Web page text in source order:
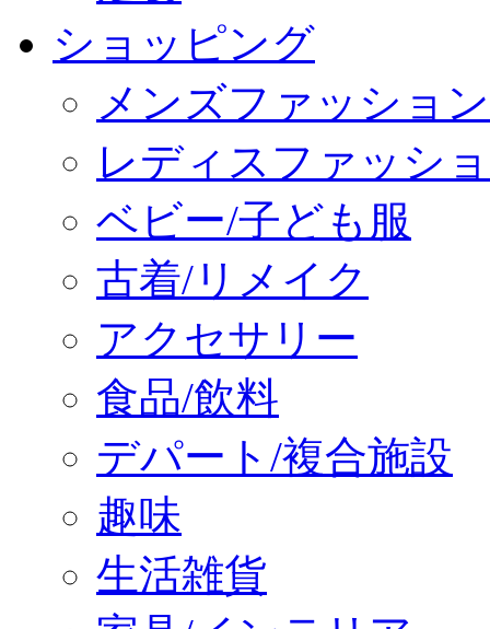
ショッピング
メンズファッション
レディスファッシ
ベビー/子ども服
古着/リメイク
アクセサリー
食品/飲料
デパート/複合施設
趣味
生活雑貨